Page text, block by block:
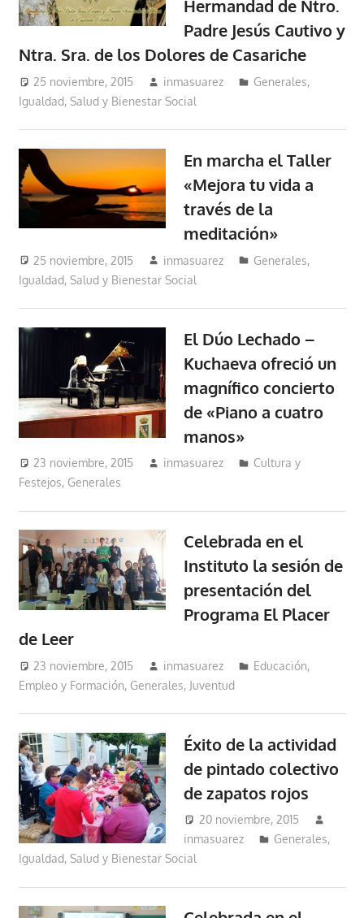
Hermandad de Ntro.
Padre Jesús Cautivo y
Ntra. Sra. de los Dolores de Casariche
25 noviembre, 2015 inmasuarez Generales,
Igualdad, Salud y Bienestar Social
En marcha el Taller
«Mejora tu vida a
través de la
meditación»
25 noviembre, 2015 inmasuarez Generales,
Igualdad, Salud y Bienestar Social
El Dúo Lechado –
Kuchaeva ofreció un
magnífico concierto
de «Piano a cuatro
manos»
23 noviembre, 2015 inmasuarez
Cultura y
Festejos, Generales
Celebrada en el
Instituto la sesión de
presentación del
Programa El Placer
de Leer
23 noviembre, 2015 inmasuarez
Educación,
Empleo y Formación, Generales, Juventud
Éxito de la actividad
de pintado colectivo
de zapatos rojos
20 noviembre, 2015
inmasuarez
Generales,
Igualdad, Salud y Bienestar Social